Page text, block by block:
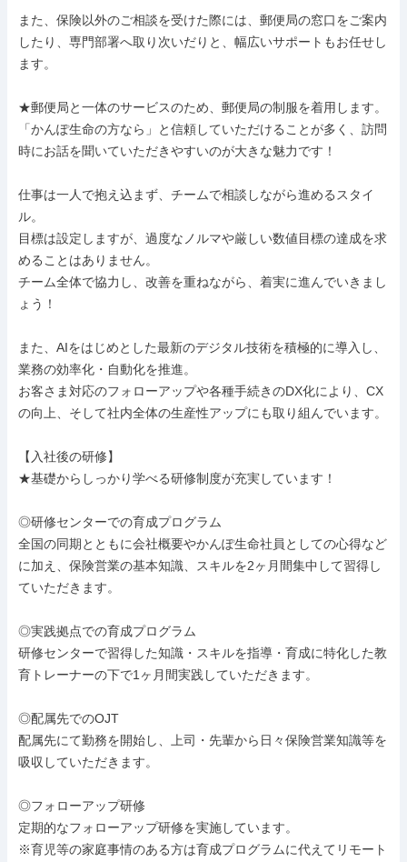
また、保険以外のご相談を受けた際には、郵便局の窓口をご案内
したり、専門部署へ取り次いだりと、幅広いサポートもお任せし
ます。
★郵便局と一体のサービスのため、郵便局の制服を着用します。
「かんぽ生命の方なら」と信頼していただけることが多く、訪問
時にお話を聞いていただきやすいのが大きな魅力です！
仕事は一人で抱え込まず、チームで相談しながら進めるスタイ
ル。
目標は設定しますが、過度なノルマや厳しい数値目標の達成を求
めることはありません。
チーム全体で協力し、改善を重ねながら、着実に進んでいきまし
ょう！
また、AIをはじめとした最新のデジタル技術を積極的に導入し、
業務の効率化・自動化を推進。
お客さま対応のフォローアップや各種手続きのDX化により、CX
の向上、そして社内全体の生産性アップにも取り組んでいます。
【入社後の研修】
★基礎からしっかり学べる研修制度が充実しています！
◎研修センターでの育成プログラム
全国の同期とともに会社概要やかんぽ生命社員としての心得など
に加え、保険営業の基本知識、スキルを2ヶ月間集中して習得し
ていただきます。
◎実践拠点での育成プログラム
研修センターで習得した知識・スキルを指導・育成に特化した教
育トレーナーの下で1ヶ月間実践していただきます。
◎配属先でのOJT
配属先にて勤務を開始し、上司・先輩から日々保険営業知識等を
吸収していただきます。
◎フォローアップ研修
定期的なフォローアップ研修を実施しています。
※育児等の家庭事情のある方は育成プログラムに代えてリモート